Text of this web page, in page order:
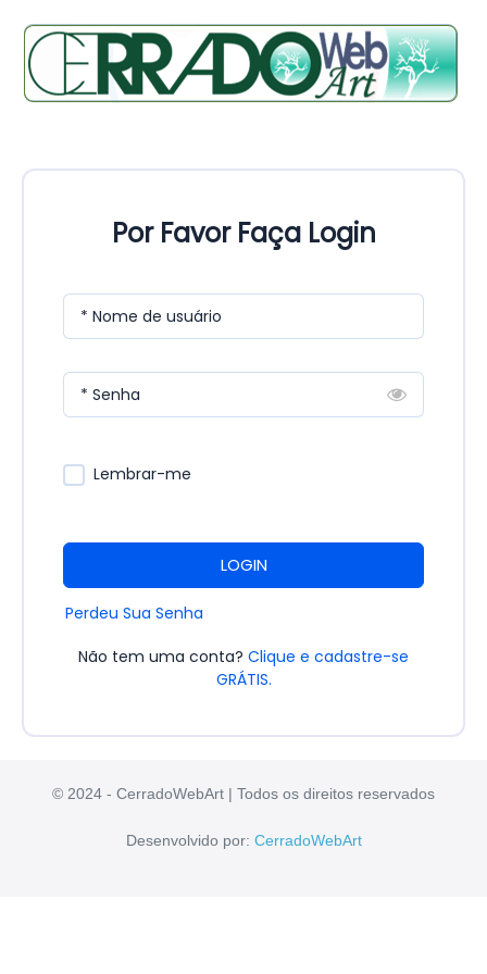
Por Favor Faça Login
* Nome de usuário
* Senha
Lembrar-me
LOGIN
Perdeu Sua Senha
Não tem uma conta? Clique e cadastre-se
GRÁTIS.
© 2024 - CerradoWebArt | Todos os direitos reservados
Desenvolvido por: CerradoWebArt